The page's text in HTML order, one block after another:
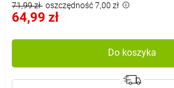
71,99 zł oszczędność 7,00 zł
64,99 zł
Do koszyka